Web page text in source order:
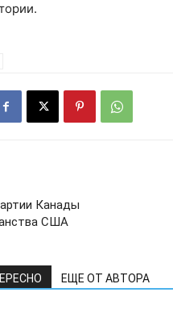
Канады
США
ЕЩЕ ОТ АВТОРА